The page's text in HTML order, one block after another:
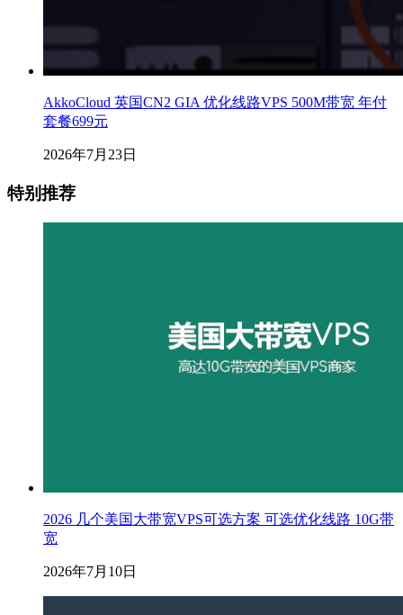
AkkoCloud 英国CN2 GIA 优化线路VPS 500M带宽 年付
套餐699元
2026年7月23日
特别推荐
2026 几个美国大带宽VPS可选方案 可选优化线路 10G带
宽
2026年7月10日